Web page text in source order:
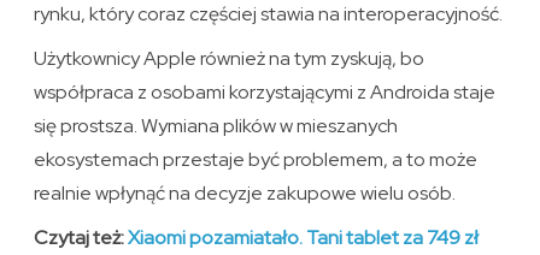
rynku, który coraz częściej stawia na interoperacyjność.
Użytkownicy Apple również na tym zyskują, bo
współpraca z osobami korzystającymi z Androida staje
się prostsza. Wymiana plików w mieszanych
ekosystemach przestaje być problemem, a to może
realnie wpłynąć na decyzje zakupowe wielu osób.
Czytaj też:Xiaomi pozamiatało. Tani tablet za 749 zł